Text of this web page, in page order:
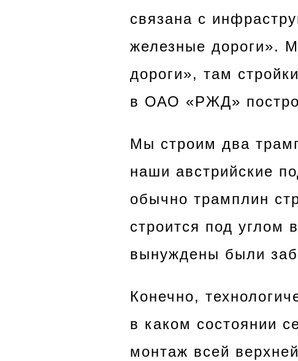
связана с
железные дороги».
дороги», там
в ОАО «РЖД»
Мы строим два
наши австрийские
обычно трамплин
строится под углом
вынуждены были
Конечно,
в каком состоянии
монтаж всей